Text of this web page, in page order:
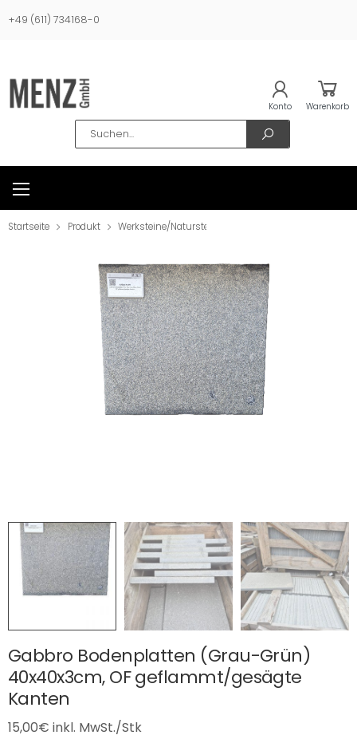
+49 (611) 734168-0
Search
Konto Warenkorb
Startseite Produkt Werksteine/Natursteine
Gabbro Bodenplatten (Grau-Grün)
40x40x3cm, OF geflammt/gesägte
Kanten
15,00€ inkl. MwSt./Stk